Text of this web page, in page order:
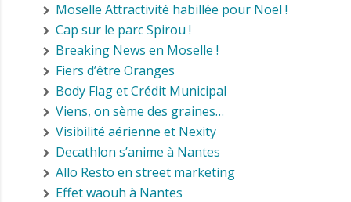
Moselle Attractivité habillée pour Noël !
Cap sur le parc Spirou !
Breaking News en Moselle !
Fiers d’être Oranges
Body Flag et Crédit Municipal
Viens, on sème des graines…
Visibilité aérienne et Nexity
Decathlon s’anime à Nantes
Allo Resto en street marketing
Effet waouh à Nantes